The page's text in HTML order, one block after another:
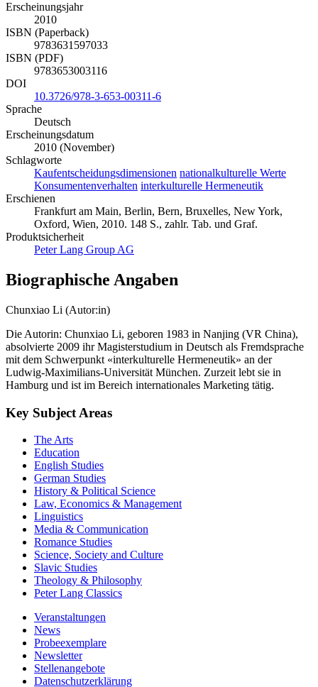
148
Erscheinungsjahr
2010
ISBN (Paperback)
9783631597033
ISBN (PDF)
10.3726/978-3-653-00311-6
Sprache
Deutsch
Erscheinungsdatum
2010 (November)
Schlagworte
Kaufentscheidungsdimensionen nationalkulturelle Werte
Konsumentenverhalten
Erschienen
Frankfurt am Main, Berlin, Bern, Bruxelles, New York,
Oxford, Wien, 2010. 148 S., zahlr. Tab. und Graf.
Produktsicherheit
Biographische Angaben
Die Autorin: Chunxiao Li, geboren 1983 in Nanjing (VR China),
absolvierte 2009 ihr Magisterstudium in Deutsch als Fremdsprache
mit dem Schwerpunkt «interkulturelle Hermeneutik» an der
Ludwig-Maximilians-Universität München. Zurzeit lebt sie in
Key Subject Areas
The Arts
Education
English Studies
German Studies
History & Political Science
Law, Economics & Management
Linguistics
Media & Communication
Romance Studies
Science, Society and Culture
Slavic Studies
Theology & Philosophy
Veranstaltungen
News
Probeexemplare
Newsletter
Stellenangebote